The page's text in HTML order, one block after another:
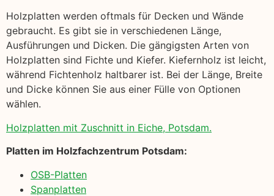
Holzplatten werden oftmals für Decken und Wände
gebraucht. Es gibt sie in verschiedenen Länge,
Ausführungen und Dicken. Die gängigsten Arten von
Holzplatten sind Fichte und Kiefer. Kiefernholz ist leicht,
während Fichtenholz haltbarer ist. Bei der Länge, Breite
und Dicke können Sie aus einer Fülle von Optionen
wählen.
Holzplatten mit Zuschnitt in Eiche, Potsdam.
Platten im Holzfachzentrum Potsdam:
OSB-Platten
Spanplatten